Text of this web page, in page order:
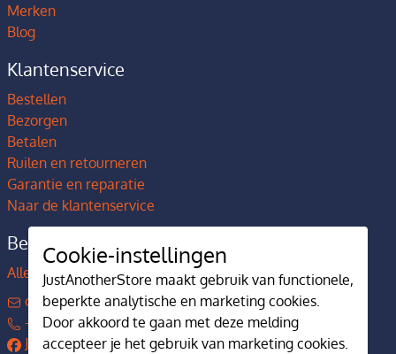
Merken
Blog
Klantenservice
Bestellen
Bezorgen
Betalen
Ruilen en retourneren
Garantie en reparatie
Naar de klantenservice
Bedrijfsgegevens
Alles over JustAnotherStore
contact@justanotherstore.nl
+31 73 644 7405
JustAnotherStore
Cookie-instellingen
JustAnotherStore maakt gebruik van functionele,
beperkte analytische en marketing cookies.
Door akkoord te gaan met deze melding
accepteer je het gebruik van marketing cookies.